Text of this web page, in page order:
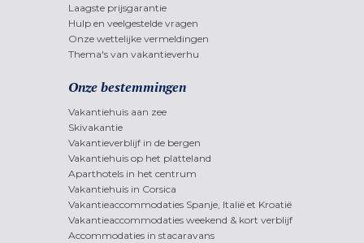
Laagste prijsgarantie
Hulp en veelgestelde vragen
Onze wettelijke vermeldingen
Thema's van vakantieverhu
Onze bestemmingen
Vakantiehuis aan zee
Skivakantie
Vakantieverblijf in de bergen
Vakantiehuis op het platteland
Aparthotels in het centrum
Vakantiehuis in Corsica
Vakantieaccommodaties Spanje, Italië et Kroatië
Vakantieaccommodaties weekend & kort verblijf
Accommodaties in stacaravans